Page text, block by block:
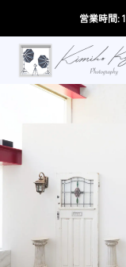
営業時間: